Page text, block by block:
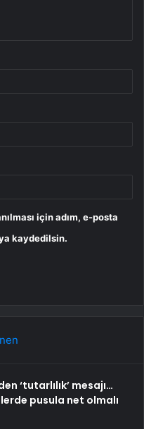
için adım, e-posta
kaydedilsin.
‘tutarlılık’ mesajı…
pusula net olmalı